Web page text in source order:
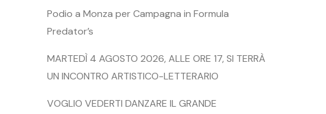
Podio a Monza per Campagna in Formula
Predator’s
MARTEDÌ 4 AGOSTO 2026, ALLE ORE 17, SI TERRÀ
UN INCONTRO ARTISTICO-LETTERARIO
VOGLIO VEDERTI DANZARE IL GRANDE